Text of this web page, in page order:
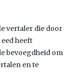
vertaler die door
heeft
bevoegdheid om
en te